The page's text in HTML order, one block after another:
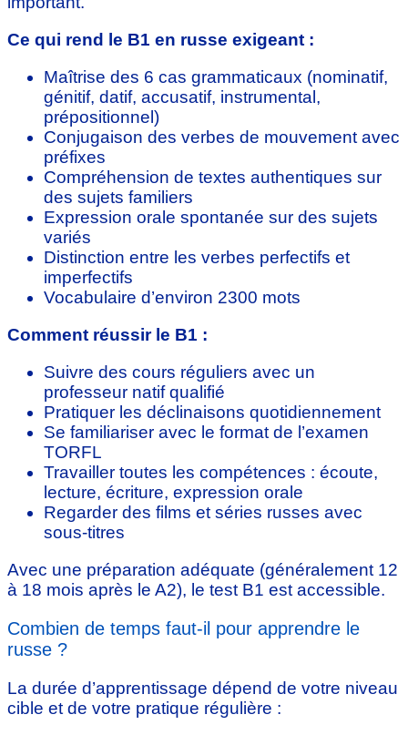
Ce qui rend le B1 en russe exigeant :
Maîtrise des 6 cas grammaticaux (nominatif,
génitif, datif, accusatif, instrumental,
prépositionnel)
Conjugaison des verbes de mouvement avec
préfixes
Compréhension de textes authentiques sur
des sujets familiers
Expression orale spontanée sur des sujets
variés
Distinction entre les verbes perfectifs et
imperfectifs
Vocabulaire d’environ 2300 mots
Comment réussir le B1 :
Suivre des cours réguliers avec un
professeur natif qualifié
Pratiquer les déclinaisons quotidiennement
Se familiariser avec le format de l’examen
TORFL
Travailler toutes les compétences : écoute,
lecture, écriture, expression orale
Regarder des films et séries russes avec
sous-titres
Avec une préparation adéquate (généralement 12
à 18 mois après le A2), le test B1 est accessible.
Combien de temps faut-il pour apprendre le
russe ?
La durée d’apprentissage dépend de votre niveau
cible et de votre pratique régulière :